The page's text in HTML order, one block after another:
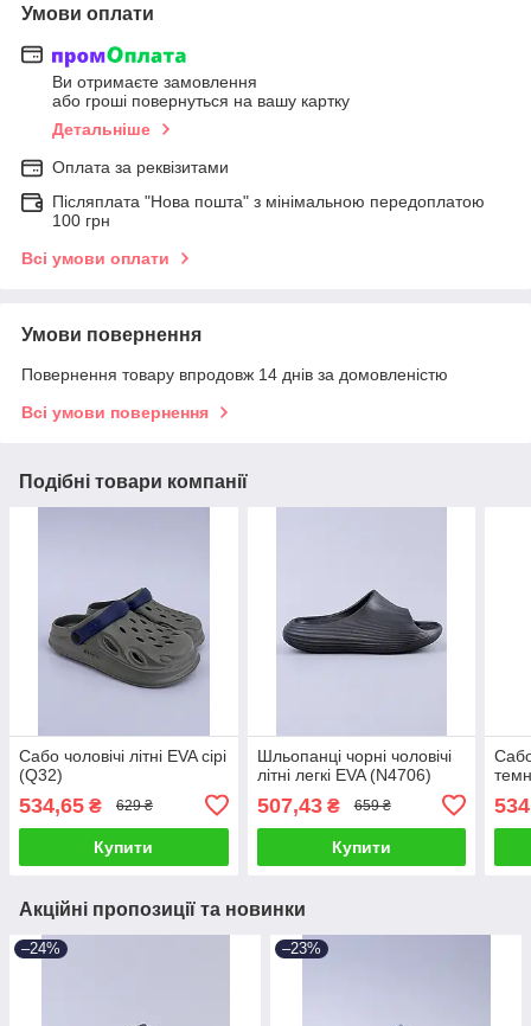
Умови оплати
Ви отримаєте замовлення
або гроші повернуться на вашу картку
Детальніше
Оплата за реквізитами
Післяплата "Нова пошта" з мінімальною передоплатою
100 грн
Всі умови оплати
Умови повернення
Повернення товару впродовж 14 днів за домовленістю
Всі умови повернення
Подібні товари компанії
Сабо чоловічі літні EVA сірі
(Q32)
534,65 ₴ 629 ₴
Купити
Шльопанці чорні чоловічі
літні легкі EVA (N4706)
507,43₴ 659 ₴
Купити
Сабо
Акційні пропозиції та новинки
–24% –23%